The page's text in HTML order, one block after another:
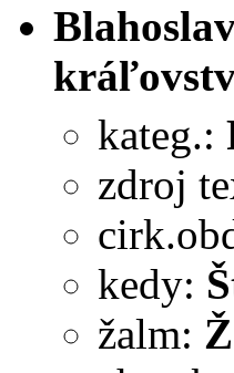
kateg.:
zdroj
kedy:
žalm: